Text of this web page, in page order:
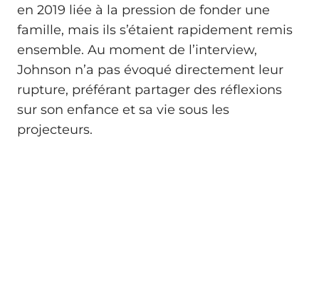
en 2019 liée à la pression de fonder une
famille, mais ils s’étaient rapidement remis
ensemble. Au moment de l’interview,
Johnson n’a pas évoqué directement leur
rupture, préférant partager des réflexions
sur son enfance et sa vie sous les
projecteurs.